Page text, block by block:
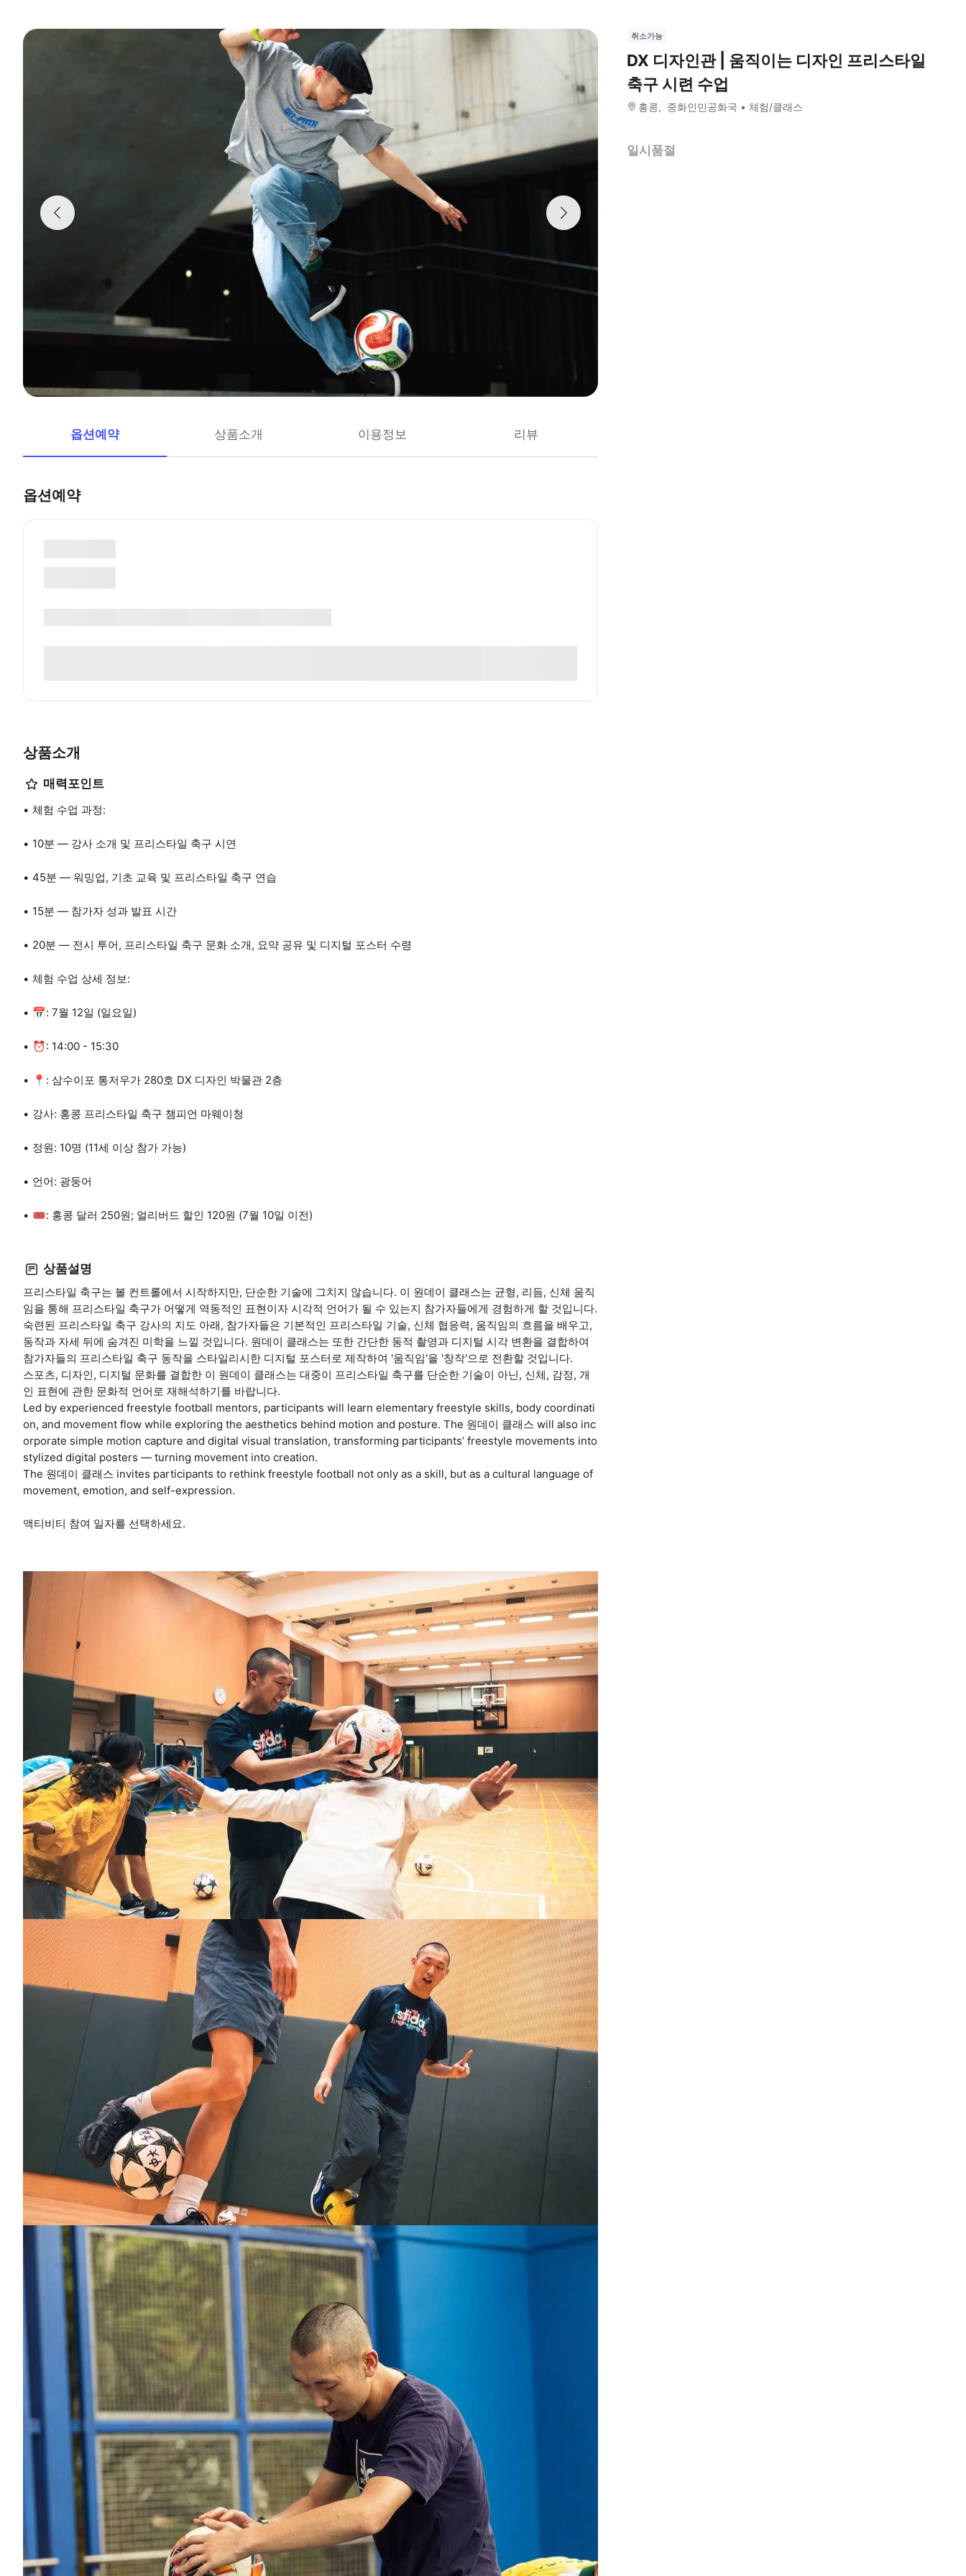
옵션예약 상품소개 이용정보 리뷰
옵션예약
상품소개
매력포인트
체험 수업 과정:
10분 — 강사 소개 및 프리스타일 축구 시연
45분 — 워밍업, 기초 교육 및 프리스타일 축구 연습
15분 — 참가자 성과 발표 시간
20분 — 전시 투어, 프리스타일 축구 문화 소개, 요약 공유 및 디지털 포스터 수령
체험 수업 상세 정보:
📅: 7월 12일 (일요일)
⏰: 14:00 - 15:30
📍: 삼수이포 통저우가 280호 DX 디자인 박물관 2층
강사: 홍콩 프리스타일 축구 챔피언 마웨이청
정원: 10명 (11세 이상 참가 가능)
언어: 광둥어
🎟: 홍콩 달러 250원; 얼리버드 할인 120원 (7월 10일 이전)
상품설명
프리스타일 축구는 볼 컨트롤에서 시작하지만, 단순한 기술에 그치지 않습니다. 이 원데이 클래스는 균형, 리듬, 신체 움직
임을 통해 프리스타일 축구가 어떻게 역동적인 표현이자 시각적 언어가 될 수 있는지 참가자들에게 경험하게 할 것입니다.
숙련된 프리스타일 축구 강사의 지도 아래, 참가자들은 기본적인 프리스타일 기술, 신체 협응력, 움직임의 흐름을 배우고,
동작과 자세 뒤에 숨겨진 미학을 느낄 것입니다. 원데이 클래스는 또한 간단한 동적 촬영과 디지털 시각 변환을 결합하여
참가자들의 프리스타일 축구 동작을 스타일리시한 디지털 포스터로 제작하여 '움직임'을 '창작'으로 전환할 것입니다.
스포츠, 디자인, 디지털 문화를 결합한 이 원데이 클래스는 대중이 프리스타일 축구를 단순한 기술이 아닌, 신체, 감정, 개
인 표현에 관한 문화적 언어로 재해석하기를 바랍니다.
Led by experienced freestyle football mentors, participants will learn elementary freestyle skills, body coordinati
on, and movement flow while exploring the aesthetics behind motion and posture. The 원데이 클래스 will also inc
orporate simple motion capture and digital visual translation, transforming participants’ freestyle movements into
stylized digital posters — turning movement into creation.
The 원데이 클래스 invites participants to rethink freestyle football not only as a skill, but as a cultural language of
movement, emotion, and self-expression.
액티비티 참여 일자를 선택하세요.
취소가능
DX 디자인관 | 움직이는 디자인 프리스타일
축구 시련 수업
홍콩 중화인민공화국 체험/클래스
일시품절